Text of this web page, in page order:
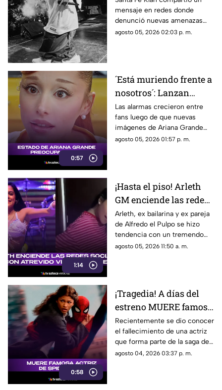
tras balacera en su
tienda
mensaje en redes donde
denunció nuevas amenazas
después de la balacera en su
agosto 05, 2026 02:03 p. m.
0:57
´Está muriendo frente a
nosotros´: Lanzan
ALERTA por Ariana
Grande tras revelar
estado actual
Las alarmas crecieron entre
fans luego de que nuevas
imágenes de Ariana Grande
desataran preocupación por su
agosto 05, 2026 01:57 p. m.
1:14
¡Hasta el piso! Arleth
GM enciende las redes
sociales con atrevido
video de baile
Arleth, ex bailarina y ex pareja
de Alfredo el Pulpo se hizo
tendencia con un tremendo
baile que compartió en sus
agosto 05, 2026 11:50 a. m.
0:58
¡Tragedia! A días del
estreno MUERE famosa
actriz de Spider-Man;
esto se sabe
Recientemente se dio conocer
el fallecimiento de una actriz
que forma parte de la saga de
Spider-Man.
agosto 04, 2026 03:37 p. m.